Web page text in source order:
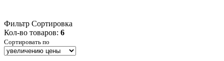
Фильтр Сортировка
Кол-во товаров: 6
Сортировать по